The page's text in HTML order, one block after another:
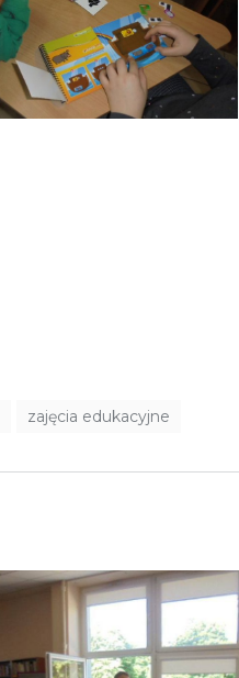
zajęcia edukacyjne